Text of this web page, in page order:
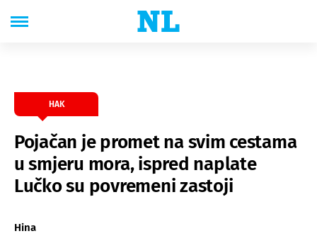
HAK
Pojačan je promet na svim cestama
u smjeru mora, ispred naplate
Lučko su povremeni zastoji
Hina